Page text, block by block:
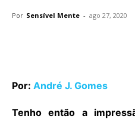
Por Sensível Mente - ago 27, 2020
Por: André J. Gomes
Tenho então a